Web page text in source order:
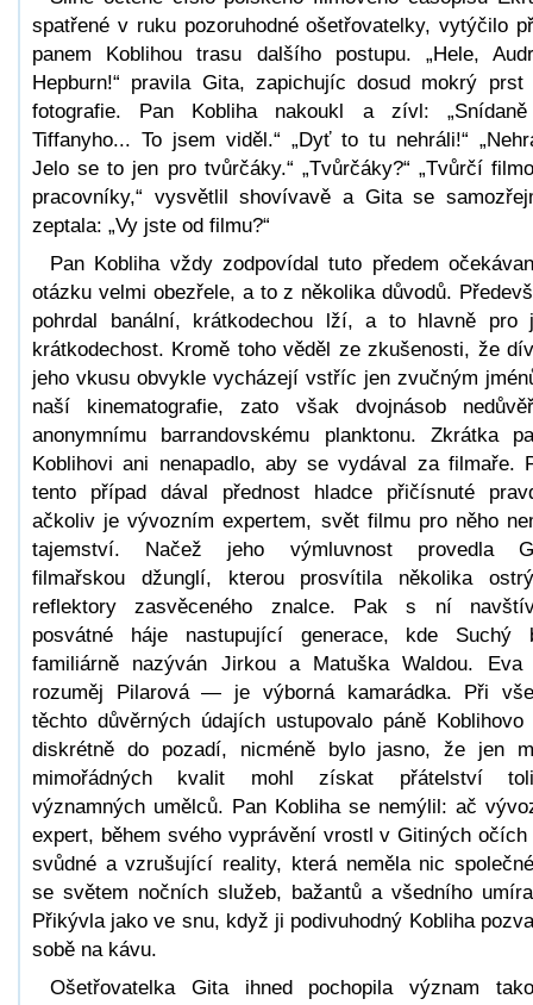
spatřené v ruku pozoruhodné ošetřovatelky, vytýčilo
panem Koblihou trasu dalšího postupu. „Hele,
Hepburn!“ pravila Gita, zapichujíc dosud mokrý prst
fotografie. Pan Kobliha nakoukl a zívl:
Tiffanyho... To jsem viděl.“ „Dyť to tu nehráli!“
Jelo se to jen pro tvůrčáky.“ „Tvůrčáky?“ „Tvůrčí
pracovníky,“ vysvětlil shovívavě a Gita se
zeptala: „Vy jste od filmu?“
Pan Kobliha vždy zodpovídal tuto předem
otázku velmi obezřele, a to z několika důvodů.
pohrdal banální, krátkodechou lží, a to hlavně pro
krátkodechost. Kromě toho věděl ze zkušenosti, že
jeho vkusu obvykle vycházejí vstříc jen zvučným
naší kinematografie, zato však dvojnásob
anonymnímu barrandovskému planktonu. Zkrátka
Koblihovi ani nenapadlo, aby se vydával za filmaře.
tento případ dával přednost hladce přičísnuté
ačkoliv je vývozním expertem, svět filmu pro něho
tajemství. Načež jeho výmluvnost provedla
filmařskou džunglí, kterou prosvítila několika
reflektory zasvěceného znalce. Pak s ní
posvátné háje nastupující generace, kde Suchý
familiárně nazýván Jirkou a Matuška Waldou.
rozuměj Pilarová — je výborná kamarádka. Při
těchto důvěrných údajích ustupovalo páně Koblihovo
diskrétně do pozadí, nicméně bylo jasno, že jen
mimořádných kvalit mohl získat přátelství
významných umělců. Pan Kobliha se nemýlil: ač
expert, během svého vyprávění vrostl v Gitiných očích
svůdné a vzrušující reality, která neměla nic
se světem nočních služeb, bažantů a všedního
Přikývla jako ve snu, když ji podivuhodný Kobliha
sobě na kávu.
Ošetřovatelka Gita ihned pochopila význam